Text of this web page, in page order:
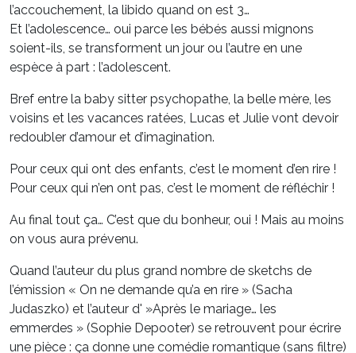
l’accouchement, la libido quand on est 3…
Et l’adolescence… oui parce les bébés aussi mignons
soient-ils, se transforment un jour ou l’autre en une
espèce à part : l’adolescent.
Bref entre la baby sitter psychopathe, la belle mère, les
voisins et les vacances ratées, Lucas et Julie vont devoir
redoubler d’amour et d’imagination.
Pour ceux qui ont des enfants, c’est le moment d’en rire !
Pour ceux qui n’en ont pas, c’est le moment de réfléchir !
Au final tout ça… C’est que du bonheur, oui ! Mais au moins
on vous aura prévenu.
Quand l’auteur du plus grand nombre de sketchs de
l’émission « On ne demande qu’a en rire » (Sacha
Judaszko) et l’auteur d' »Après le mariage… les
emmerdes » (Sophie Depooter) se retrouvent pour écrire
une pièce : ça donne une comédie romantique (sans filtre)